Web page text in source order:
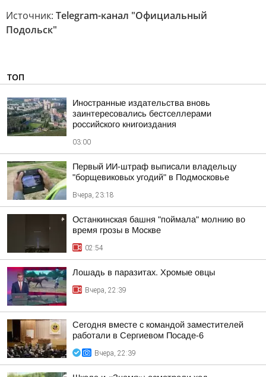
Источник: Telegram-канал "Официальный
Подольск"
ТОП
Иностранные издательства вновь
заинтересовались бестселлерами
российского книгоиздания
03:00
Первый ИИ-штраф выписали владельцу
"борщевиковых угодий" в Подмосковье
Вчера, 23:18
Останкинская башня "поймала" молнию во
время грозы в Москве
02:54
Лошадь в паразитах. Хромые овцы
Вчера, 22:39
Сегодня вместе с командой заместителей
работали в Сергиевом Посаде-6
Вчера, 22:39